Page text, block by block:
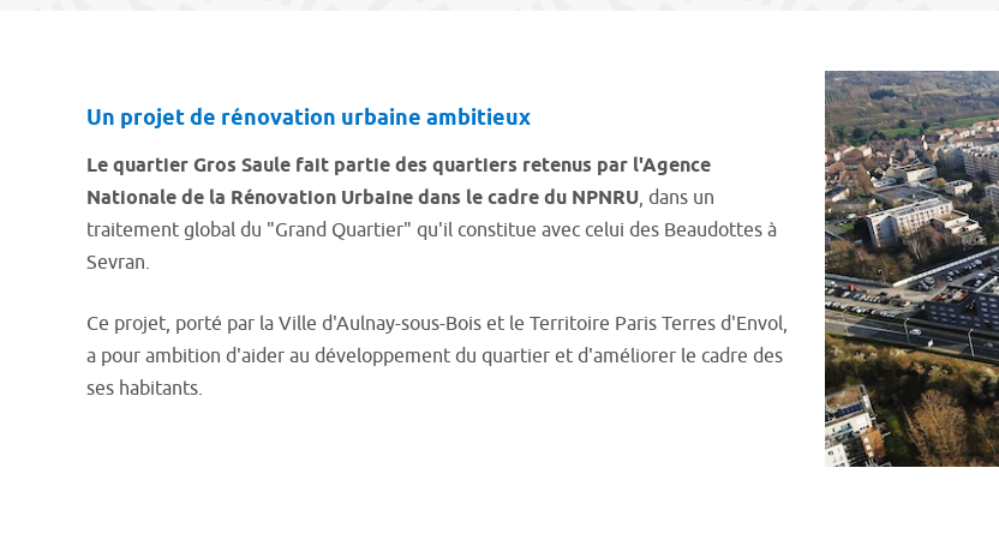
Un projet de rénovation urbaine ambitieux
Le quartier Gros Saule fait partie des quartiers retenus par l'Agence
Nationale de la Rénovation Urbaine dans le cadre du NPNRU, dans un
traitement global du "Grand Quartier" qu'il constitue avec celui des Beaudottes à
Sevran.
Ce projet, porté par la Ville d'Aulnay-sous-Bois et le Territoire Paris Terres d'Envol,
a pour ambition d'aider au développement du quartier et d'améliorer le cadre des
ses habitants.